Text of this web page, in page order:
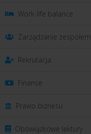
Work-life balance
Zarządzanie zespołem
Rekrutacja
Finanse
Prawo biznesu
Obowiązkowe lektury